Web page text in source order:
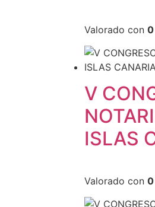
Valorado con 0
V
ISLAS
Valorado con 0